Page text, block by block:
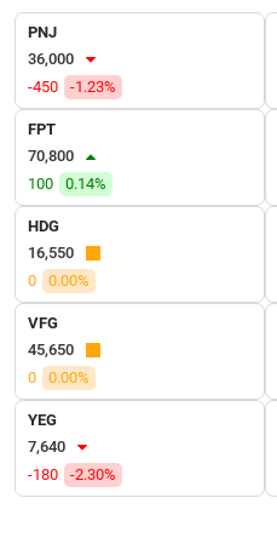
PNJ
36,000
-450
-1.23%
FPT
70,800
100
0.14%
HDG
16,550
0
0.00%
VFG
45,650
0
0.00%
YEG
7,640
-180
-2.30%
VỤ
TRUYỀN
THÔNG
TIỆN
ÍCH
BẤT
ĐỘNG
SẢN
Mã
chứng
khoán
(-)